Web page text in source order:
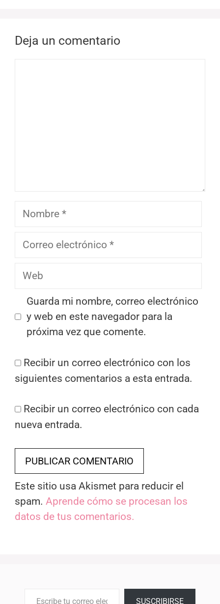
Deja un comentario
Nombre
Correo
Web
Guarda mi nombre, correo electrónico
y web en este navegador para la
próxima vez que comente.
Recibir un correo electrónico con los
siguientes comentarios a esta entrada.
Recibir un correo electrónico con cada
nueva entrada.
Este sitio usa Akismet para reducir el
spam. Aprende cómo se procesan los
datos de tus comentarios.
SUSCRIBIRSE